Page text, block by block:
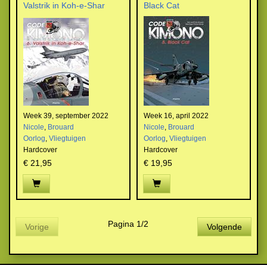
Valstrik in Koh-e-Shar
Week 39, september 2022
Nicole, Brouard
Oorlog, Vliegtuigen
Hardcover
€ 21,95
Black Cat
Week 16, april 2022
Nicole, Brouard
Oorlog, Vliegtuigen
Hardcover
€ 19,95
Vorige Pagina 1/2 Volgende